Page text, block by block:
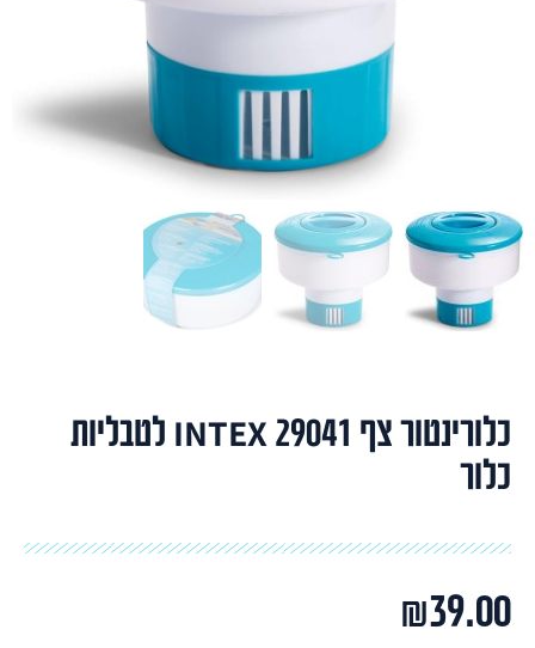
כלורינטור צף INTEX 29041 לטבליות
כלור
₪39.00